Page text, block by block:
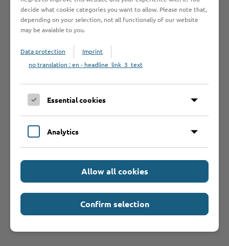
beachten?
Bearbeitungsdauer
Rechtsgrundlage
Rechtsbehelf
Hilfe & Kontakt:
decide what cookie categories you want to allow. Please note that,
depending on your selection, not all functionaliy of our website
may be avaiable to you.
Data protection
Imprint
no translation : en - headline_link_3_text
Essential cookies
Analytics
Allow all cookies
Confirm selection